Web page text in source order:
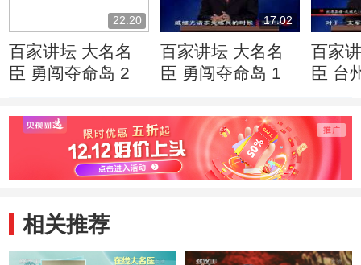
22:20
百家讲坛 大名名
臣 勇闯夺命岛 2
17:02
百家讲坛 大名名
臣 勇闯夺命岛 1
百家
臣 台
相关推荐